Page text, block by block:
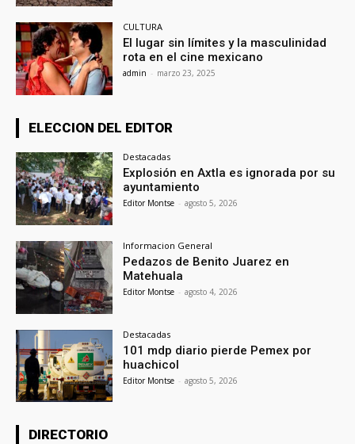
CULTURA
El lugar sin límites y la masculinidad
rota en el cine mexicano
admin - marzo 23, 2025
ELECCION DEL EDITOR
Destacadas
Explosión en Axtla es ignorada por su
ayuntamiento
Editor Montse - agosto 5, 2026
Informacion General
Pedazos de Benito Juarez en
Matehuala
Editor Montse - agosto 4, 2026
Destacadas
101 mdp diario pierde Pemex por
huachicol
Editor Montse - agosto 5, 2026
DIRECTORIO